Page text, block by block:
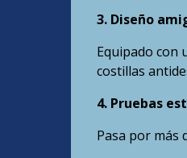
3. Diseño
Equipado con
costillas
4. Pruebas
Pasa por más